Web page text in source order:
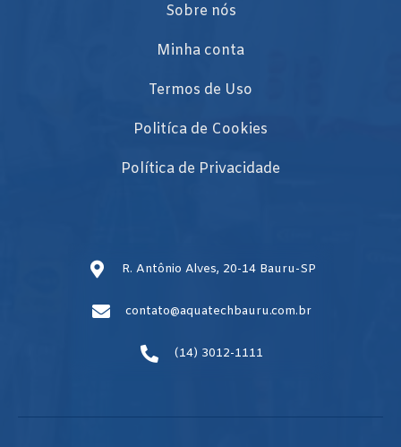
Sobre nós
Minha conta
Termos de Uso
Politíca de Cookies
Política de Privacidade
R. Antônio Alves, 20-14 Bauru-SP
contato@aquatechbauru.com.br
(14) 3012-1111